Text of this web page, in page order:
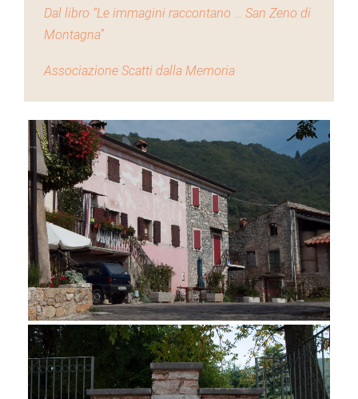
Dal libro “Le immagini raccontano … San Zeno di
Montagna”
Associazione Scatti dalla Memoria